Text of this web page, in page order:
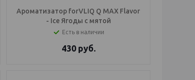
Ароматизатор forVLIQ Q MAX Flavor
- Ice Ягоды с мятой
Есть в наличии
430руб.